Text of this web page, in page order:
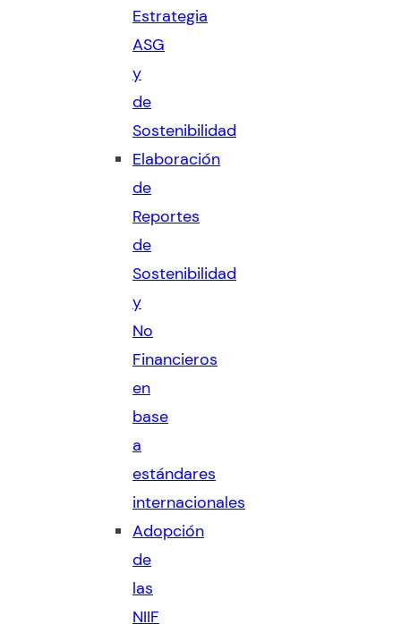
Estrategia
ASG
y
de
Sostenibilidad
Elaboración
de
Reportes
de
Sostenibilidad
y
No
Financieros
en
base
a
estándares
internacionales
Adopción
de
las
NIIF